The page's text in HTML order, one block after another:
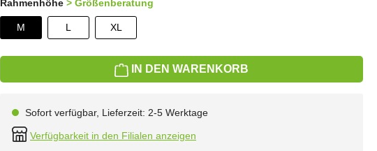
Sofort verfügbar, Lieferzeit: 2-5 Werktage
Verfügbarkeit in den Filialen anzeigen
Rahmenhöhe > Größenberatung
M L XL
IN DEN WARENKORB